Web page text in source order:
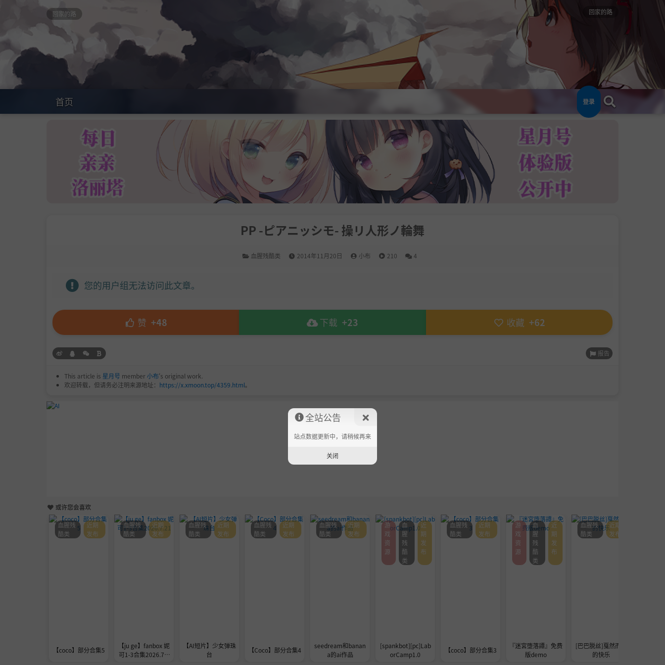
回家的路 回家的路
首页 登录
PP -ピアニッシモ- 操リ人形ノ輪舞
血腥残酷类 2014年11月20日 小布 210 4
您的用户组无法访问此文章。
赞 +48 下载 +23 收藏 +62
报告
This article is 星月号 member小布's original work.
欢迎转载，但请务必注明来源地址： https://x.xmoon.top/4359.html。
或许您会喜欢
【coco】部分合集5
血腥残
酷类
近期
发布
【ju ge】fanbox 妮
可1-3合集2026.7.2
血腥残
酷类
近期
发布
【AI短片】少女弹珠
台
血腥残
酷类
近期
发布
【Coco】部分合集4
血腥残
酷类
近期
发布
seedream和banan
a的ai作品
血腥残
酷类
近期
发布
[spankbot][pc]Lab
orCamp1.0
游
戏
资
源
血
腥
残
酷
类
近
期
发
布
【coco】部分合集3
血腥残
酷类
近期
发布
『迷宮堕落譚』免费
版demo
游
戏
资
源
血
腥
残
酷
类
近
期
发
布
[巴巴脱丝]戛然而止
的快乐
血腥残
酷类
近期
发布
全站公告
站点数据更新中，请稍候再来
关闭